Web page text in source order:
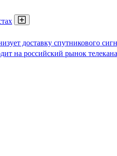
доставку спутникового
на российский рынок